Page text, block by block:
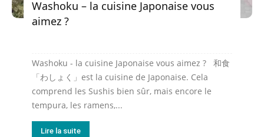
Washoku – la cuisine Japonaise vous
aimez ?
Washoku - la cuisine Japonaise vous aimez ? 和食
「わしょく」est la cuisine de Japonaise. Cela
comprend les Sushis bien sûr, mais encore le
tempura, les ramens,...
Lire la suite